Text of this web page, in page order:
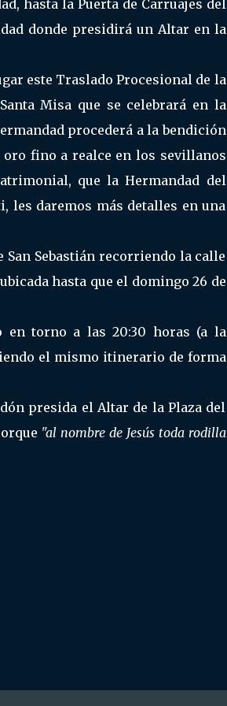
hasta la Puerta de Carruajes del
donde presidirá un Altar en la
este Traslado Procesional de la
Misa que se celebrará en la
procederá a la bendición
oro fino a realce en los sevillanos
que la Hermandad del
les daremos más detalles en una
San Sebastián recorriendo la calle
hasta que el domingo 26 de
en torno a las 20:30 horas (a la
el mismo itinerario de forma
presida el Altar de la Plaza del
"al nombre de Jesús toda rodilla